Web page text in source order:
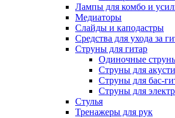
Лампы для комбо и
Медиаторы
Слайды и каподастры
Средства для ухода за
Струны для гитар
Одиночные
Струны для
Струны для бас-
Струны для
Стулья
Тренажеры для рук